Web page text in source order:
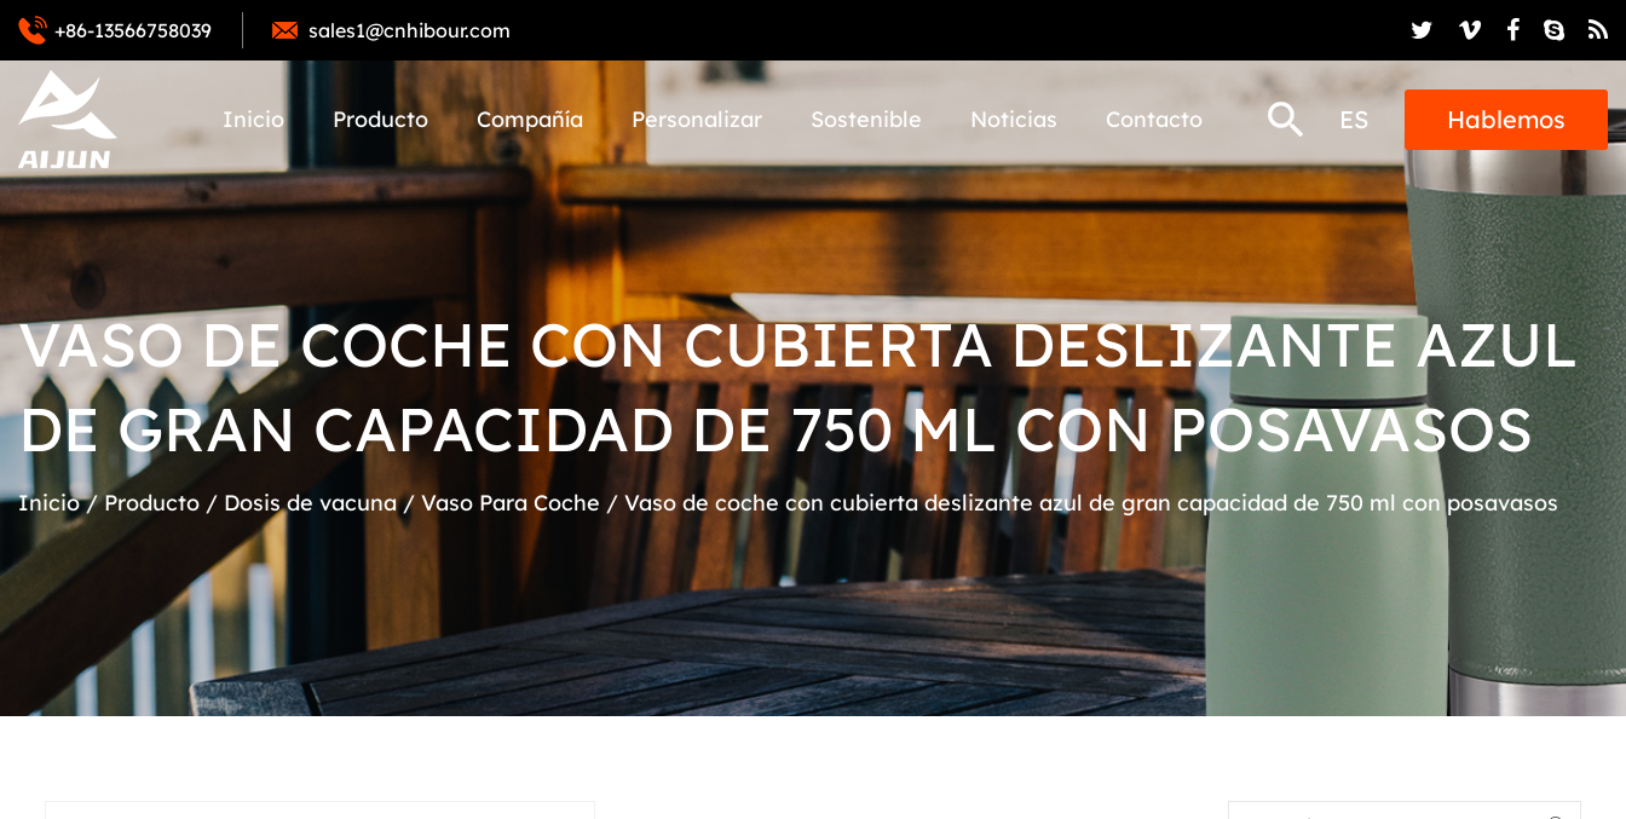
+86-13566758039 sales1@cnhibour.com
Inicio Producto Compañía Personalizar Sostenible Noticias Contacto ES Hablemos
VASO DE COCHE CON CUBIERTA DESLIZANTE AZUL
DE GRAN CAPACIDAD DE 750 ML CON POSAVASOS
Inicio/Producto / Dosis de vacuna/ Vaso Para Coche / Vaso de coche con cubierta deslizante azul de gran capacidad de 750 ml con posavasos